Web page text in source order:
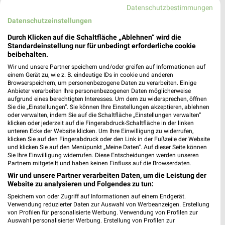
5 km
Angebote ab 03.08.
Noch morgen gültig
9,9 km
Angebote ab 03.08.
Noch morgen gültig
famila Kaufland
Datenschutzbestimmungen
Datenschutzeinstellungen
Durch Klicken auf die Schaltfläche „Ablehnen“ wird die
Standardeinstellung nur für unbedingt erforderliche cookie
beibehalten.
Wir und unsere Partner speichern und/oder greifen auf Informationen auf
einem Gerät zu, wie z. B. eindeutige IDs in cookie und anderen
Browserspeichern, um personenbezogene Daten zu verarbeiten. Einige
Anbieter verarbeiten Ihre personenbezogenen Daten möglicherweise
aufgrund eines berechtigten Interesses. Um dem zu widersprechen, öffnen
Sie die „Einstellungen“. Sie können Ihre Einstellungen akzeptieren, ablehnen
oder verwalten, indem Sie auf die Schaltfläche „Einstellungen verwalten“
klicken oder jederzeit auf die Fingerabdruck-Schaltfläche in der linken
unteren Ecke der Website klicken. Um Ihre Einwilligung zu widerrufen,
klicken Sie auf den Fingerabdruck oder den Link in der Fußzeile der Website
und klicken Sie auf den Menüpunkt „Meine Daten“. Auf dieser Seite können
Sie Ihre Einwilligung widerrufen. Diese Entscheidungen werden unseren
Partnern mitgeteilt und haben keinen Einfluss auf die Browserdaten.
Wir und unsere Partner verarbeiten Daten, um die Leistung der
Website zu analysieren und Folgendes zu tun:
Speichern von oder Zugriff auf Informationen auf einem Endgerät.
Verwendung reduzierter Daten zur Auswahl von Werbeanzeigen. Erstellung
von Profilen für personalisierte Werbung. Verwendung von Profilen zur
Auswahl personalisierter Werbung. Erstellung von Profilen zur